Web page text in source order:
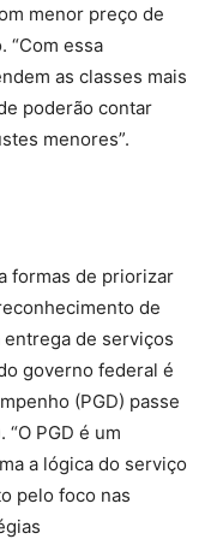
menor preço de
“Com essa
as classes mais
poderão contar
menores”.
formas de priorizar
de
de serviços
governo federal é
(PGD) passe
PGD é um
a lógica do serviço
pelo foco nas